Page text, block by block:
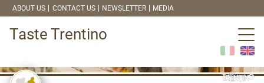
ABOUT US CONTACT US NEWSLETTER MEDIA
Taste Trentino